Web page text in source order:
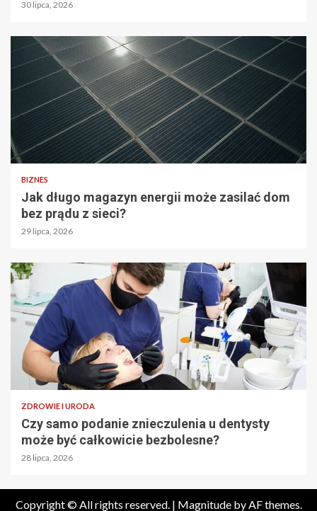
30 lipca, 2026
BIZNES
Jak długo magazyn energii może zasilać dom
bez prądu z sieci?
29 lipca, 2026
ZDROWIE I URODA
Czy samo podanie znieczulenia u dentysty
może być całkowicie bezbolesne?
28 lipca, 2026
Copyright © All rights reserved. | Magnitudeby AF themes.